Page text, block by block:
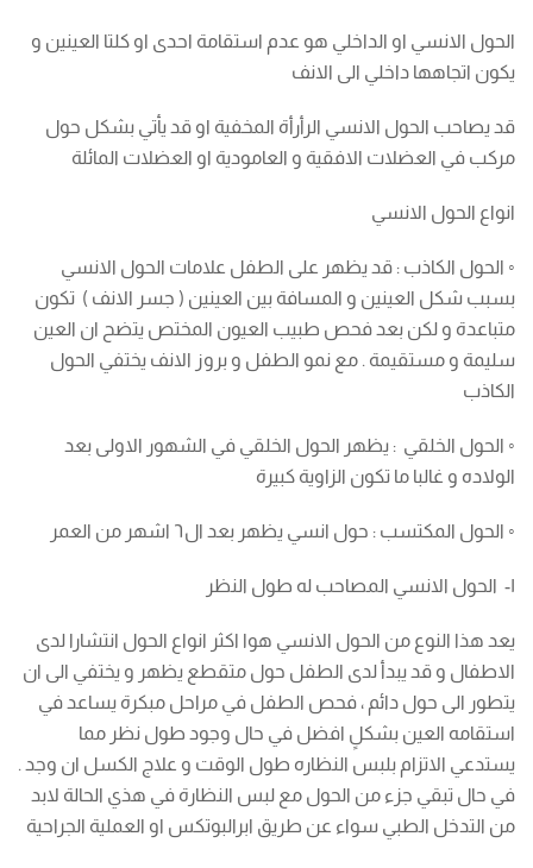
الحول الانسي او الداخلي هو عدم استقامة احدى او كلتا العينين و
يكون اتجاهها داخلي الى الانف
قد يصاحب الحول الانسي الرأرأة المخفية او قد يأتي بشكل حول
مركب في العضلات الافقية و العامودية او العضلات المائلة
انواع الحول الانسي
◦ الحول الكاذب : قد يظهر على الطفل علامات الحول الانسي
بسبب شكل العينين و المسافة بين العينين ( جسر الانف ) تكون
متباعدة و لكن بعد فحص طبيب العيون المختص يتضح ان العين
سليمة و مستقيمة . مع نمو الطفل و بروز الانف يختفي الحول
الكاذب
◦ الحول الخلقي : يظهر الحول الخلقي في الشهور الاولى بعد
الولاده و غالبا ما تكون الزاوية كبيرة
◦ الحول المكتسب : حول انسي يظهر بعد ال٦ اشهر من العمر
١- الحول الانسي المصاحب له طول النظر
يعد هذا النوع من الحول الانسي هوا اكثر انواع الحول انتشارا لدى
الاطفال و قد يبدأ لدى الطفل حول متقطع يظهر و يختفي الى ان
يتطور الى حول دائم ، فحص الطفل في مراحل مبكرة يساعد في
استقامه العين بشكلٍ افضل في حال وجود طول نظر مما
يستدعي الاتزام بلبس النظاره طول الوقت و علاج الكسل ان وجد .
في حال تبقي جزء من الحول مع لبس النظارة في هذي الحالة لابد
من التدخل الطبي سواء عن طريق ابرالبوتكس او العملية الجراحية